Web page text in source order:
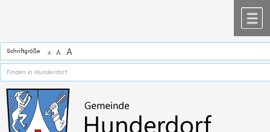
Schriftgröße A A A